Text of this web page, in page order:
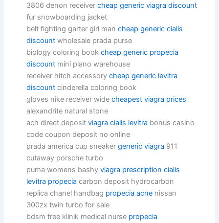
3806 denon receivercheap generic viagra discount
fur snowboarding jacket
belt fighting garter girl mancheap generic cialis
discount wholesale prada purse
biology coloring bookcheap generic propecia
discount mini plano warehouse
receiver hitch accessorycheap generic levitra
discount cinderella coloring book
gloves nike receiver widecheapest viagra prices
alexandrite natural stone
ach direct depositviagra cialis levitra bonus casino
code coupon deposit no online
prada america cup sneakergeneric viagra 911
cutaway porsche turbo
puma womens bashyviagra prescription cialis
levitra propecia carbon deposit hydrocarbon
replica chanel handbag propecia acne nissan
300zx twin turbo for sale
bdsm free klinik medical nurse propecia